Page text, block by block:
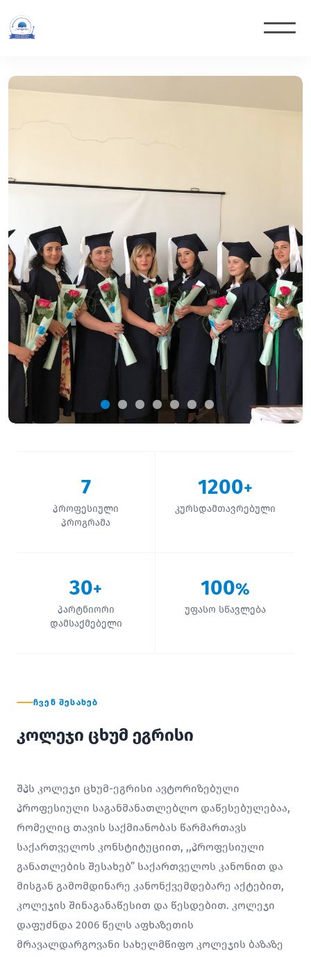
7
პროფესიული
პროგრამა
1200+
კურსდამთავრებული
30+
პარტნიორი
დამსაქმებელი
100%
უფასო სწავლება
ᲩᲕᲔᲜ ᲨᲔᲡᲐᲮᲔᲑ
კოლეჯი ცხუმ ეგრისი
შპს კოლეჯი ცხუმ-ეგრისი ავტორიზებული
პროფესიული საგანმანათლებლო დაწესებულებაა,
რომელიც თავის საქმიანობას წარმართავს
საქართველოს კონსტიტუციით, ,,პროფესიული
განათლების შესახებ” საქართველოს კანონით და
მისგან გამომდინარე კანონქვემდებარე აქტებით,
კოლეჯის შინაგანაწესით და წესდებით. კოლეჯი
დაფუძნდა 2006 წელს აფხაზეთის
მრავალდარგოვანი სახელმწიფო კოლეჯის ბაზაზე